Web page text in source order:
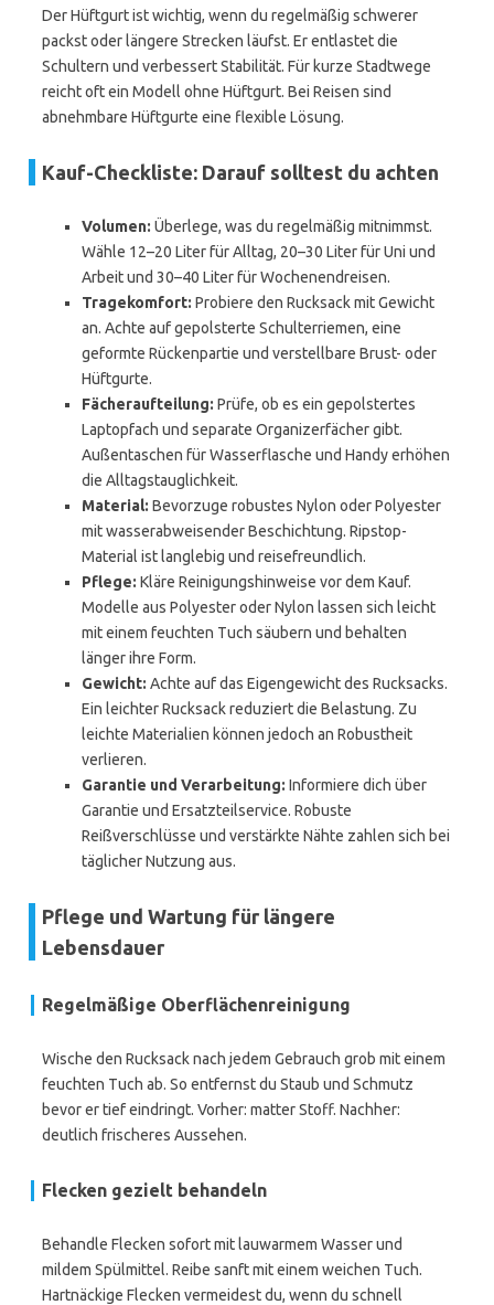
Der Hüftgurt ist wichtig, wenn du regelmäßig schwerer
packst oder längere Strecken läufst. Er entlastet die
Schultern und verbessert Stabilität. Für kurze Stadtwege
reicht oft ein Modell ohne Hüftgurt. Bei Reisen sind
abnehmbare Hüftgurte eine flexible Lösung.
Kauf-Checkliste: Darauf solltest du achten
Volumen: Überlege, was du regelmäßig mitnimmst.
Wähle 12–20 Liter für Alltag, 20–30 Liter für Uni und
Arbeit und 30–40 Liter für Wochenendreisen.
Tragekomfort: Probiere den Rucksack mit Gewicht
an. Achte auf gepolsterte Schulterriemen, eine
geformte Rückenpartie und verstellbare Brust- oder
Hüftgurte.
Fächeraufteilung: Prüfe, ob es ein gepolstertes
Laptopfach und separate Organizerfächer gibt.
Außentaschen für Wasserflasche und Handy erhöhen
die Alltagstauglichkeit.
Material: Bevorzuge robustes Nylon oder Polyester
mit wasserabweisender Beschichtung. Ripstop-
Material ist langlebig und reisefreundlich.
Pflege: Kläre Reinigungshinweise vor dem Kauf.
Modelle aus Polyester oder Nylon lassen sich leicht
mit einem feuchten Tuch säubern und behalten
länger ihre Form.
Gewicht: Achte auf das Eigengewicht des Rucksacks.
Ein leichter Rucksack reduziert die Belastung. Zu
leichte Materialien können jedoch an Robustheit
verlieren.
Garantie und Verarbeitung: Informiere dich über
Garantie und Ersatzteilservice. Robuste
Reißverschlüsse und verstärkte Nähte zahlen sich bei
täglicher Nutzung aus.
Pflege und Wartung für längere
Lebensdauer
Regelmäßige Oberflächenreinigung
Wische den Rucksack nach jedem Gebrauch grob mit einem
feuchten Tuch ab. So entfernst du Staub und Schmutz
bevor er tief eindringt. Vorher: matter Stoff. Nachher:
deutlich frischeres Aussehen.
Flecken gezielt behandeln
Behandle Flecken sofort mit lauwarmem Wasser und
mildem Spülmittel. Reibe sanft mit einem weichen Tuch.
Hartnäckige Flecken vermeidest du, wenn du schnell